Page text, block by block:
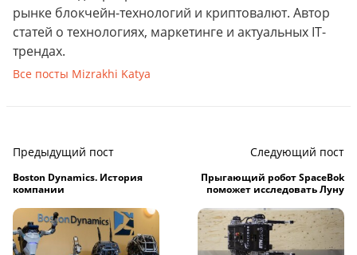
рынке блокчейн-технологий и криптовалют. Автор
статей о технологиях, маркетинге и актуальных IT-
трендах.
Все посты Mizrakhi Katya
Предыдущий пост
Boston Dynamics. История
компании
Следующий пост
Прыгающий робот SpaceBok
поможет исследовать Луну